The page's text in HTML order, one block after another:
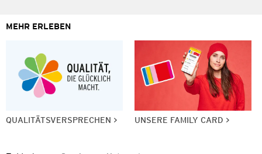
MEHR ERLEBEN
QUALITÄTSVERSPRECHEN UNSERE FAMILY CARD